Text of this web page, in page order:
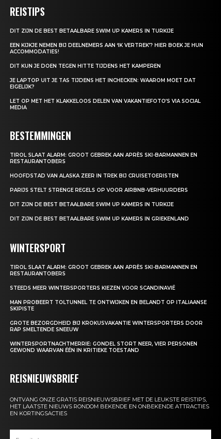
REISTIPS
DIT ZIJN DE BEST BETAALBARE SWIM UP KAMERS IN TURKIJE
EEN KIJKJE NEMEN BIJ DEELNEMERS AAN ‘IK VERTREK’? HIER BOEK JE HUN
ACCOMMODATIES!
DIT KUN JE DOEN TEGEN HITTE TIJDENS HET KAMPEREN
JE LAPTOP UIT JE TAS TIJDENS HET INCHECKEN: WAAROM MOET DAT
EIGELIJK?
LET OP MET HET KLAKKELOOS DELEN VAN VAKANTIEFOTO’S VIA SOCIAL
MEDIA
BESTEMMINGEN
TIROL SLAAT ALARM: GROOT GEBREK AAN APRÈS SKI-BARMANNEN EN
RESTAURANTOBERS
HOOFDSTAD VAN ALASKA ZEER IN TREK BIJ CRUISETOERISTEN
PARIJS STELT STRENGE REGELS OP VOOR AIRBNB-VERHUURDERS
DIT ZIJN DE BEST BETAALBARE SWIM UP KAMERS IN TURKIJE
DIT ZIJN DE BEST BETAALBARE SWIM UP KAMERS IN GRIEKENLAND
WINTERSPORT
TIROL SLAAT ALARM: GROOT GEBREK AAN APRÈS SKI-BARMANNEN EN
RESTAURANTOBERS
STEEDS MEER WINTERSPORTERS KIEZEN VOOR SCANDINAVIË
MAN PROBEERT TOLTUNNEL TE ONTWIJKEN EN BELANDT OP ITALIAANSE
SKIPISTE
GROTE BEZORGDHEID BIJ KROKUSVAKANTIE WINTERSPORTERS DOOR
RAP SMELTENDE SNEEUW
WINTERSPORTNACHTMERRIE: GONDEL STORT NEER, VIER PERSONEN
GEWOND WAARVAN ÉÉN IN KRITIEKE TOESTAND
REISNIEUWSBRIEF
ONTVANG ONZE GRATIS REISNIEUWSBRIEF MET DE LEUKSTE REISTIPS,
HET LAATSTE NIEUWS RONDOM BEKENDE EN ONBEKENDE ATTRACTIES
EN KORTINGSACTIES